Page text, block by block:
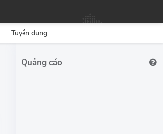
Tuyển dụng